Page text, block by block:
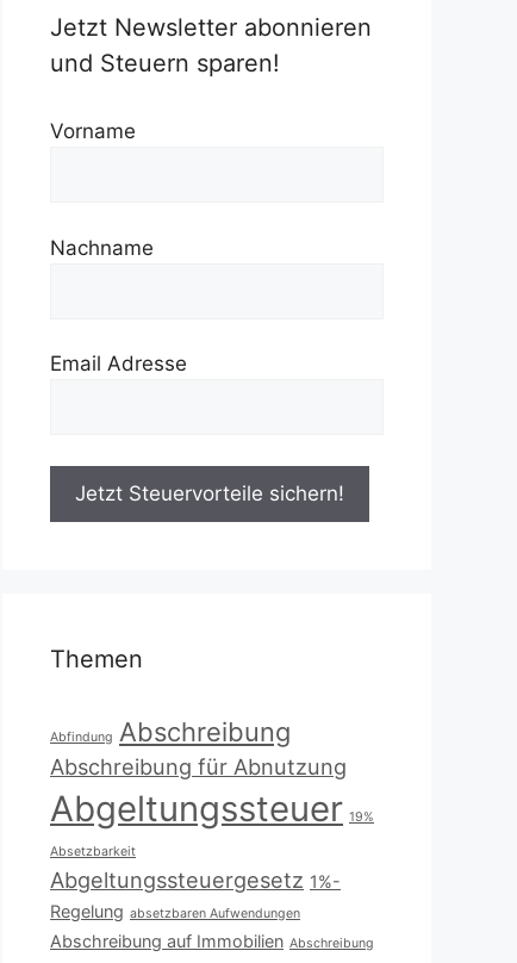
Jetzt Newsletter abonnieren
und Steuern sparen!
Vorname
Nachname
Email Adresse
Themen
Abfindung Abschreibung
Abschreibung für Abnutzung
Abgeltungssteuer 19%
Absetzbarkeit
Abgeltungssteuergesetz 1%-
Regelung absetzbaren Aufwendungen
Abschreibung auf Immobilien Abschreibung